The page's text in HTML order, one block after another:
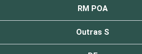
RM POA
Outras S